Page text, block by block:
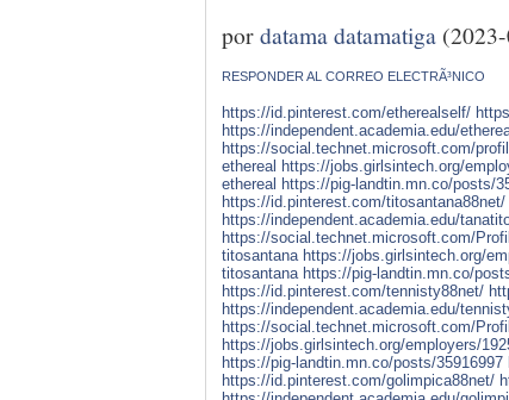
pordatama datamatiga
RESPONDER AL CORREO ELECTRÃ³NICO
https://id.pinterest.com/etherealself/
https://independent.academia.edu/
https://social.technet.microsoft.com/
ethereal https://jobs.girlsintech.org/
ethereal https://pig-landtin.mn.co/posts/
https://id.pinterest.com/titosantana88net/
https://independent.academia.edu/
https://social.technet.microsoft.com/
titosantana https://jobs.girlsintech.org/
titosantana https://pig-landtin.mn.co/
https://id.pinterest.com/tennisty88net/
https://independent.academia.edu/
https://social.technet.microsoft.com/
https://jobs.girlsintech.org/employers/
https://pig-landtin.mn.co/posts/35916997
https://id.pinterest.com/golimpica88net/